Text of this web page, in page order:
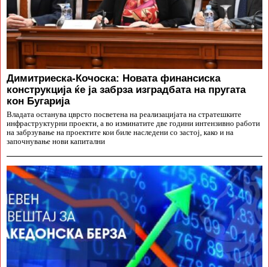
Димитриеска-Кочоска: Новата финансиска
конструкција ќе ја забрза изградбата на пругата
кон Бугарија
Владата останува цврсто посветена на реализацијата на стратешките
инфраструктурни проекти, а во изминатите две години интензивно работи
на забрзување на проектите кои биле наследени со застој, како и на
започнување нови капитални